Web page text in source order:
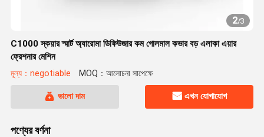
2/3
C1000 স্কয়ার স্মার্ট অ্যারোমা ডিফিউজার কম গোলমাল কভার বড় এলাকা এয়ার
ফ্রেশনার মেশিন
মূল্য：negotiable MOQ：আলোচনা সাপেক্ষে
ভালো দাম এখন যোগাযোগ
পণ্যের বর্ণনা